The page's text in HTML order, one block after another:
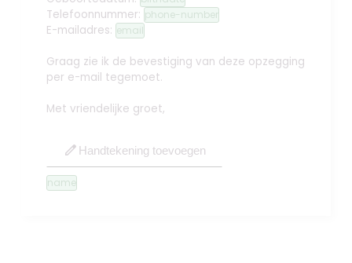
Telefoonnummer: phone-number
E-mailadres: email
Graag zie ik de bevestiging van deze opzegging
per e-mail tegemoet.
Met vriendelijke groet,
edit Handtekening toevoegen
name